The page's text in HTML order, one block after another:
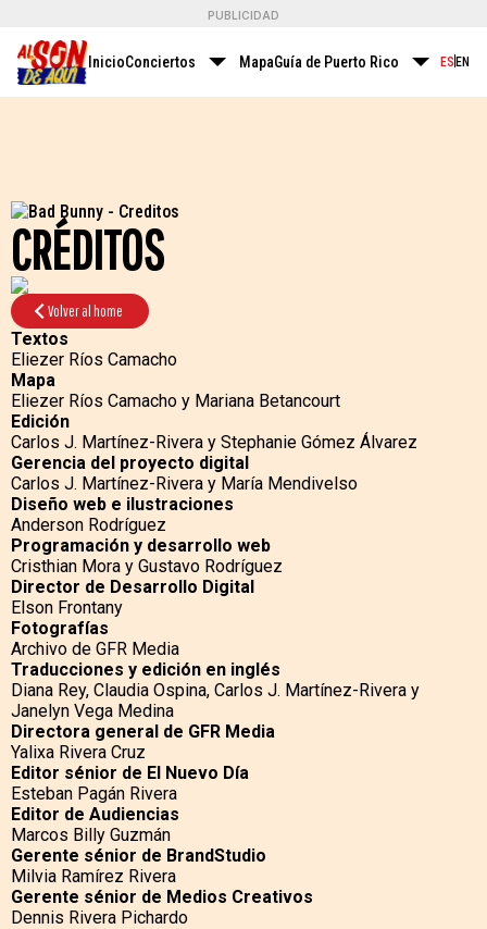
PUBLICIDAD
InicioConciertos MapaGuía de Puerto Rico ES EN
CRÉDITOS
Volver al home
Textos
Eliezer Ríos Camacho
Mapa
Eliezer Ríos Camacho y Mariana Betancourt
Edición
Carlos J. Martínez-Rivera y Stephanie Gómez Álvarez
Gerencia del proyecto digital
Carlos J. Martínez-Rivera y María Mendivelso
Diseño web e ilustraciones
Anderson Rodríguez
Programación y desarrollo web
Cristhian Mora y Gustavo Rodríguez
Director de Desarrollo Digital
Elson Frontany
Fotografías
Archivo de GFR Media
Traducciones y edición en inglés
Diana Rey, Claudia Ospina, Carlos J. Martínez-Rivera y
Janelyn Vega Medina
Directora general de GFR Media
Yalixa Rivera Cruz
Editor sénior de El Nuevo Día
Esteban Pagán Rivera
Editor de Audiencias
Marcos Billy Guzmán
Gerente sénior de BrandStudio
Milvia Ramírez Rivera
Gerente sénior de Medios Creativos
Dennis Rivera Pichardo